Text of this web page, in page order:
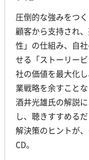
圧倒的な強みをつ
顧客から支持され
性」の仕組み、自
せる「ストーリー
社の価値を最大化
業戦略を余すことな
酒井光雄氏の解説
し、聴きすすめる
解決策のヒントが
CD。